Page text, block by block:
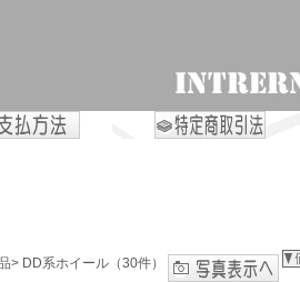
> DD系ホイール（30件）